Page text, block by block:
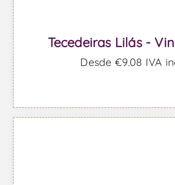
Tecedeiras Lilás -
Desde €9,08 IVA